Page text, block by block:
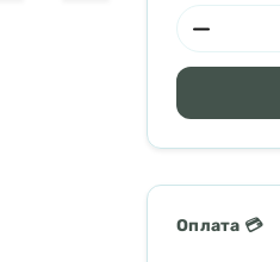
Оплата 💳